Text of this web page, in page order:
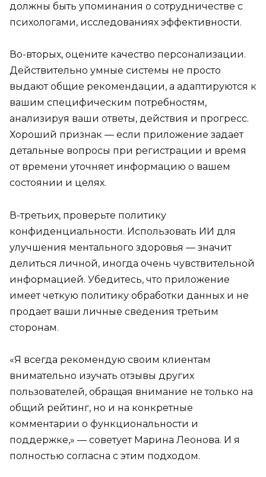
должны быть упоминания о сотрудничестве с
психологами, исследованиях эффективности.
Во-вторых, оцените качество персонализации.
Действительно умные системы не просто
выдают общие рекомендации, а адаптируются к
вашим специфическим потребностям,
анализируя ваши ответы, действия и прогресс.
Хороший признак — если приложение задает
детальные вопросы при регистрации и время
от времени уточняет информацию о вашем
состоянии и целях.
В-третьих, проверьте политику
конфиденциальности. Использовать ИИ для
улучшения ментального здоровья — значит
делиться личной, иногда очень чувствительной
информацией. Убедитесь, что приложение
имеет четкую политику обработки данных и не
продает ваши личные сведения третьим
сторонам.
«Я всегда рекомендую своим клиентам
внимательно изучать отзывы других
пользователей, обращая внимание не только на
общий рейтинг, но и на конкретные
комментарии о функциональности и
поддержке,» — советует Марина Леонова. И я
полностью согласна с этим подходом.